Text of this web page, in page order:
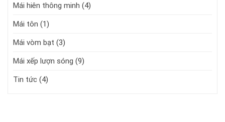
Mái hiên thông minh (4)
Mái tôn (1)
Mái vòm bạt (3)
Mái xếp lượn sóng (9)
Tin tức (4)